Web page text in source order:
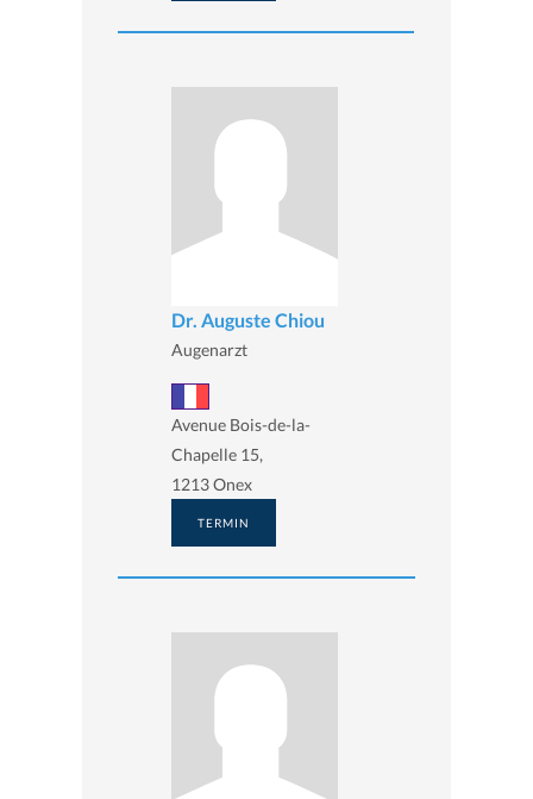
Dr. Auguste Chiou
Augenarzt
Avenue Bois-de-la-
Chapelle 15,
1213 Onex
TERMIN